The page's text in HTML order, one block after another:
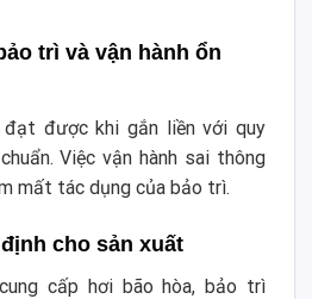
trì và vận hành ổn
được khi gắn liền với quy
Việc vận hành sai thông
mất tác dụng của bảo trì.
cho sản xuất
cấp hơi bão hòa, bảo trì